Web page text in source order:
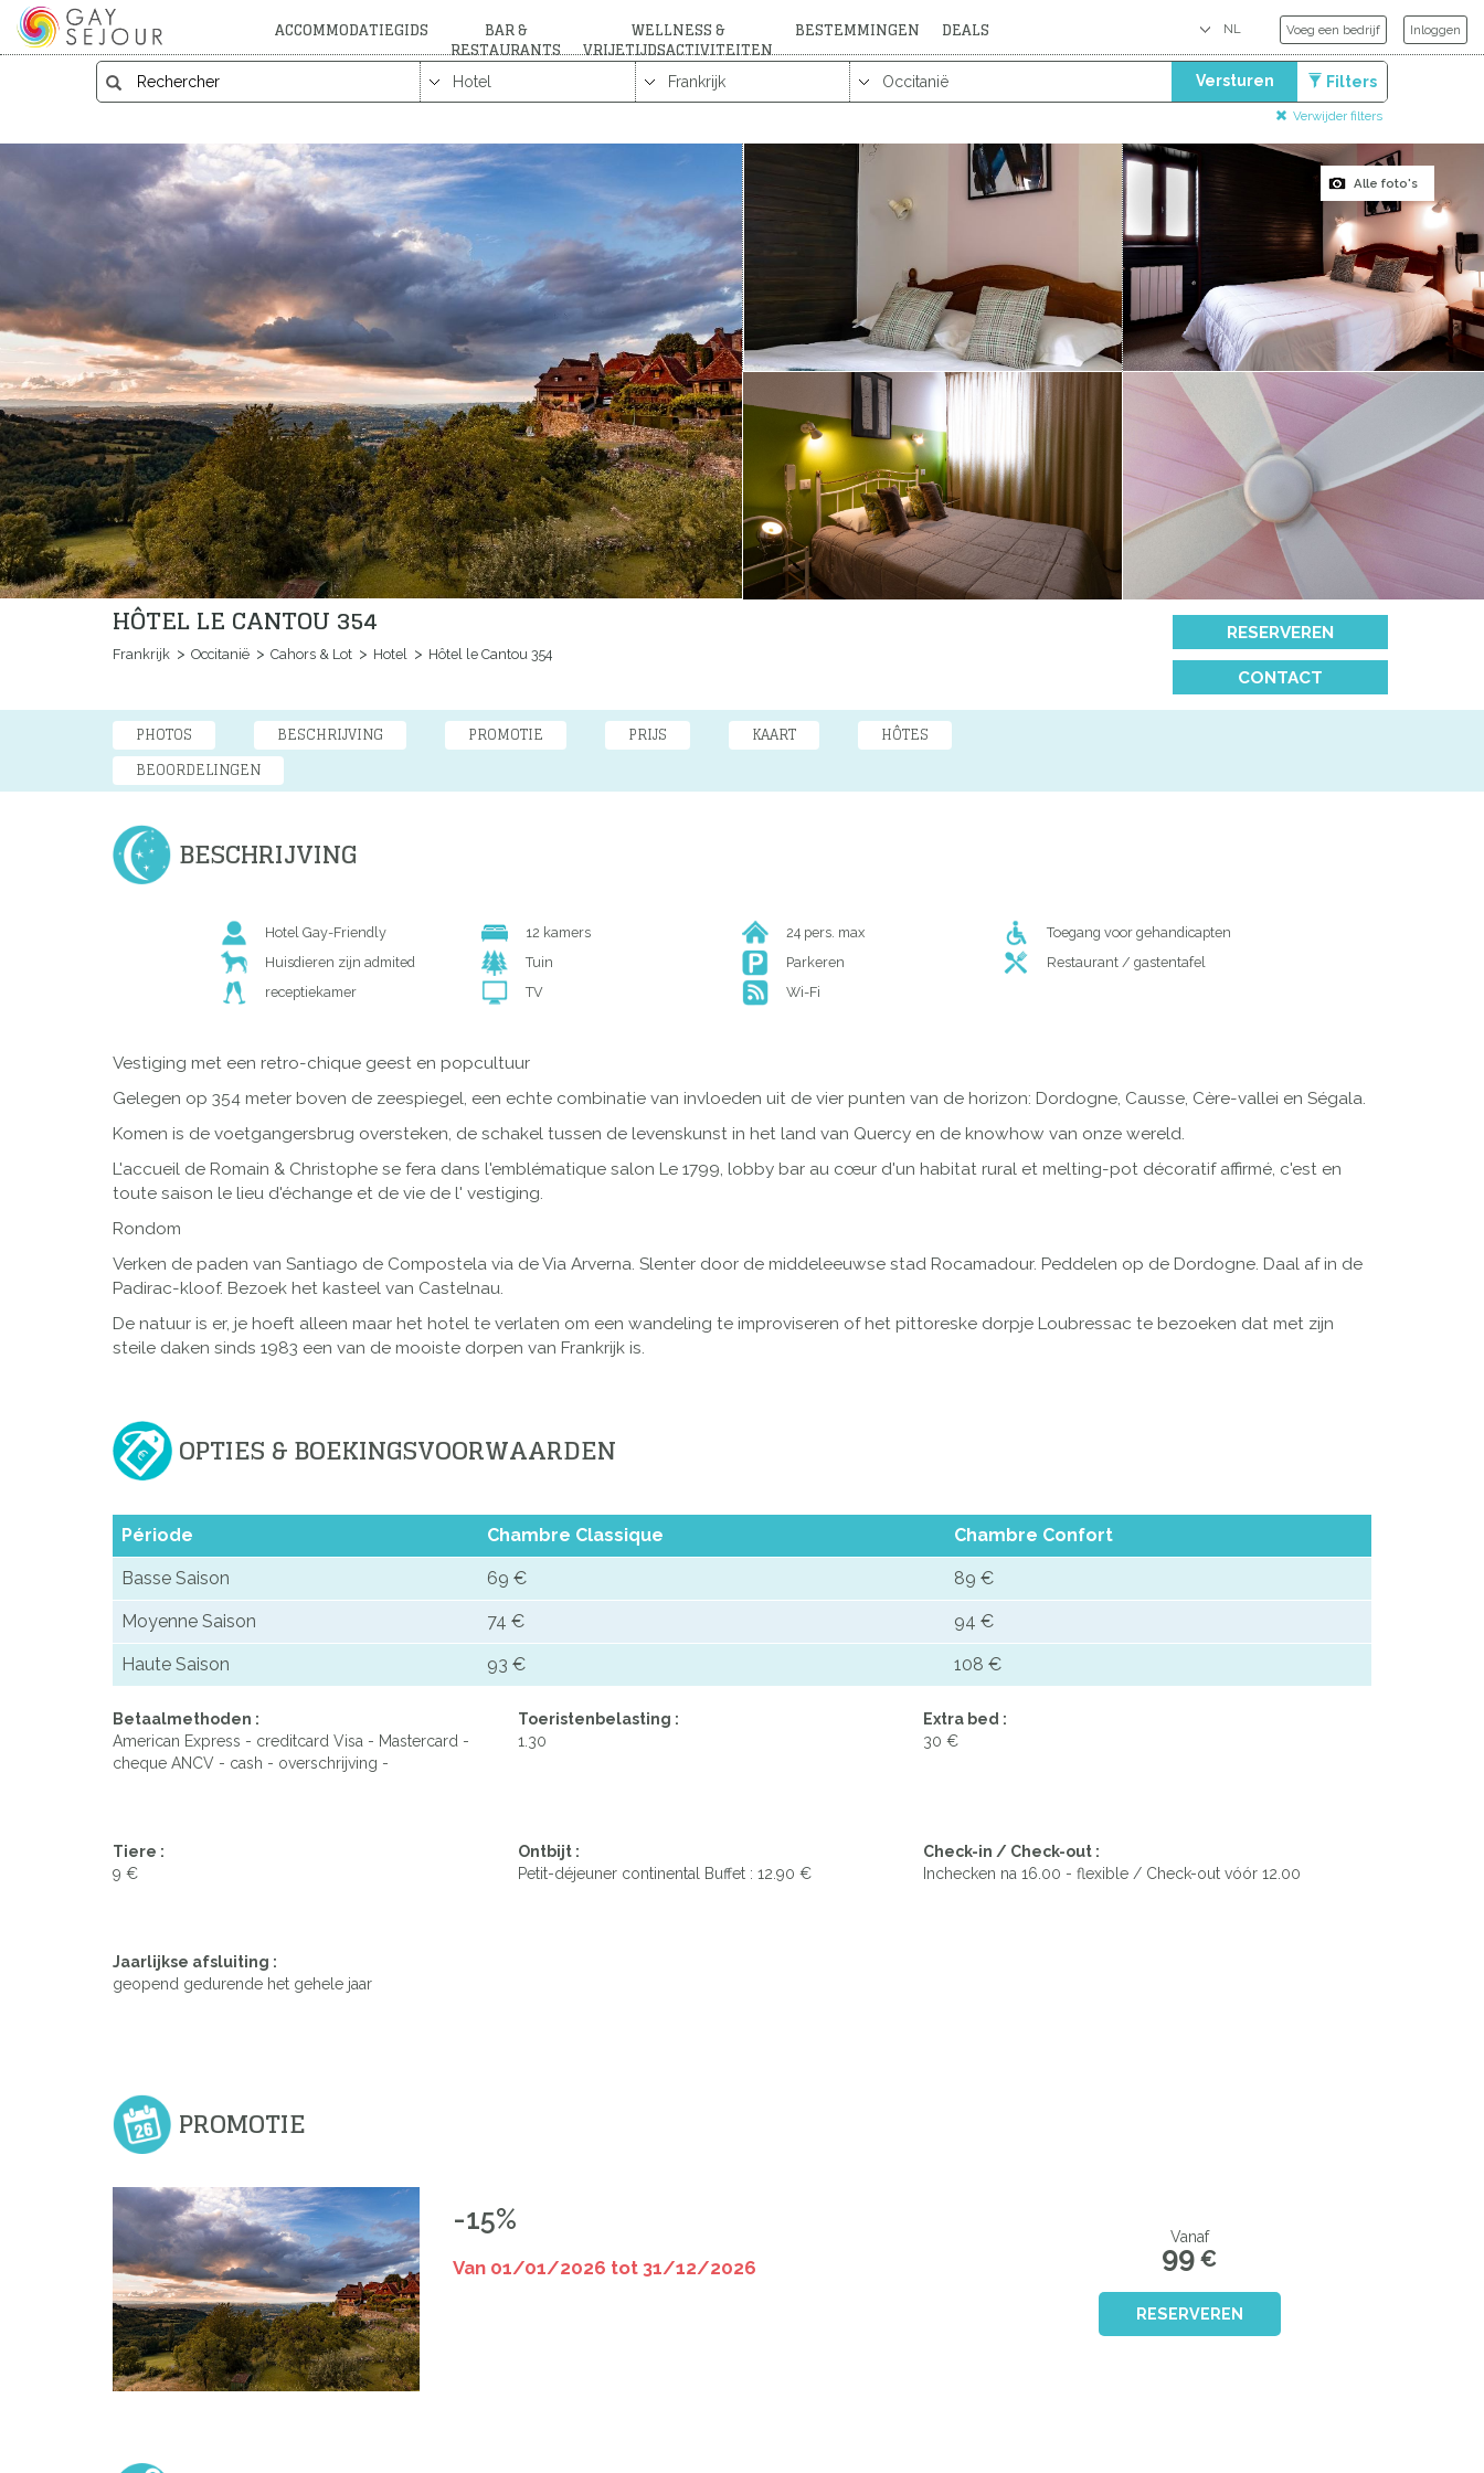
ACCOMMODATIEGIDS BAR &
RESTAURANTS
WELLNESS &
VRIJETIJDSACTIVITEITEN
BESTEMMINGEN DEALS Voeg een bedrijf Inloggen
Versturen Filters
Verwijder filters
Alle foto's
HÔTEL LE CANTOU 354
Frankrijk Occitanië Cahors & Lot Hotel Hôtel le Cantou 354
RESERVEREN
CONTACT
PHOTOS BESCHRIJVING PROMOTIE PRIJS KAART
HÔTES
BEOORDELINGEN
BESCHRIJVING
Hotel Gay-Friendly 12 kamers 24 pers. max
Toegang voor gehandicapten
Huisdieren zijn admited
Tuin Parkeren
Restaurant / gastentafel
receptiekamer
TV Wi-Fi
Vestiging met een retro-chique geest en popcultuur
Gelegen op 354 meter boven de zeespiegel, een echte combinatie van invloeden uit de vier punten van de horizon: Dordogne, Causse, Cère-vallei en Ségala.
Komen is de voetgangersbrug oversteken, de schakel tussen de levenskunst in het land van Quercy en de knowhow van onze wereld.
L'accueil de Romain & Christophe se fera dans l'emblématique salon Le 1799, lobby bar au cœur d'un habitat rural et melting-pot décoratif affirmé, c'est en
toute saison le lieu d'échange et de vie de l' vestiging.
Rondom
Verken de paden van Santiago de Compostela via de Via Arverna. Slenter door de middeleeuwse stad Rocamadour. Peddelen op de Dordogne. Daal af in de
Padirac-kloof. Bezoek het kasteel van Castelnau.
De natuur is er, je hoeft alleen maar het hotel te verlaten om een wandeling te improviseren of het pittoreske dorpje Loubressac te bezoeken dat met zijn
steile daken sinds 1983 een van de mooiste dorpen van Frankrijk is.
OPTIES & BOEKINGSVOORWAARDEN
Période Chambre Classique Chambre Confort
Basse Saison 69 € 89 €
Moyenne Saison 74 € 94 €
Haute Saison 93 € 108 €
Betaalmethoden :
American Express - creditcard Visa - Mastercard -
cheque ANCV - cash - overschrijving -
Toeristenbelasting :
1.30
Extra bed :
30 €
Tiere :
9 €
Ontbijt :
Petit-déjeuner continental Buffet : 12.90 €
Check-in / Check-out :
Inchecken na 16.00 - flexible / Check-out vóór 12.00
Jaarlijkse afsluiting :
geopend gedurende het gehele jaar
PROMOTIE
-15%
Van 01/01/2026 tot 31/12/2026
Vanaf
99 €
RESERVEREN